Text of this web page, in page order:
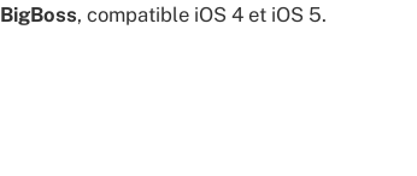
BigBoss, compatible iOS 4 et iOS 5.